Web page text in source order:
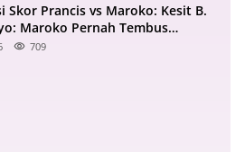
Skor Prancis vs Maroko: Kesit B.
Maroko Pernah Tembus
2022
709